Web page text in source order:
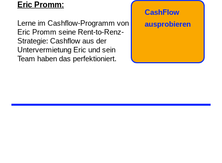
Eric Promm:
Lerne im Cashflow-Programm von
Eric Promm seine Rent-to-Renz-
Strategie: Cashflow aus der
Untervermietung Eric und sein
Team haben das perfektioniert.
CashFlow
ausprobieren